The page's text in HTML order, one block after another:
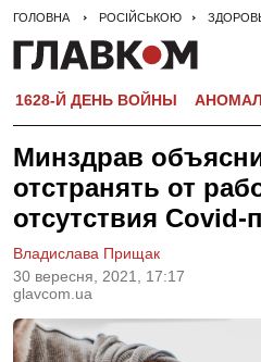
ГОЛОВНА РОСІЙСЬКОЮ
1628-Й ДЕНЬ ВОЙНЫ
Минздрав
отстранять от
отсутствия Covid-
30 вересня, 2021, 17:17
glavcom.ua
Владислава Прищак